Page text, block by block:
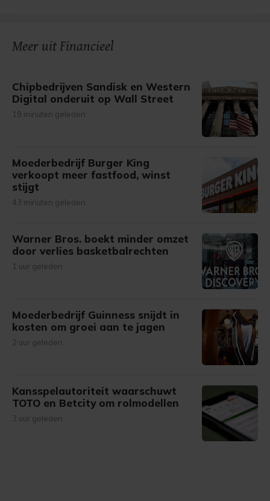
Meer uit Financieel
Chipbedrijven Sandisk en Western
Digital onderuit op Wall Street
19 minuten geleden
Moederbedrijf Burger King
verkoopt meer fastfood, winst
stijgt
43 minuten geleden
Warner Bros. boekt minder omzet
door verlies basketbalrechten
1 uur geleden
Moederbedrijf Guinness snijdt in
kosten om groei aan te jagen
2 uur geleden
Kansspelautoriteit waarschuwt
TOTO en Betcity om rolmodellen
3 uur geleden